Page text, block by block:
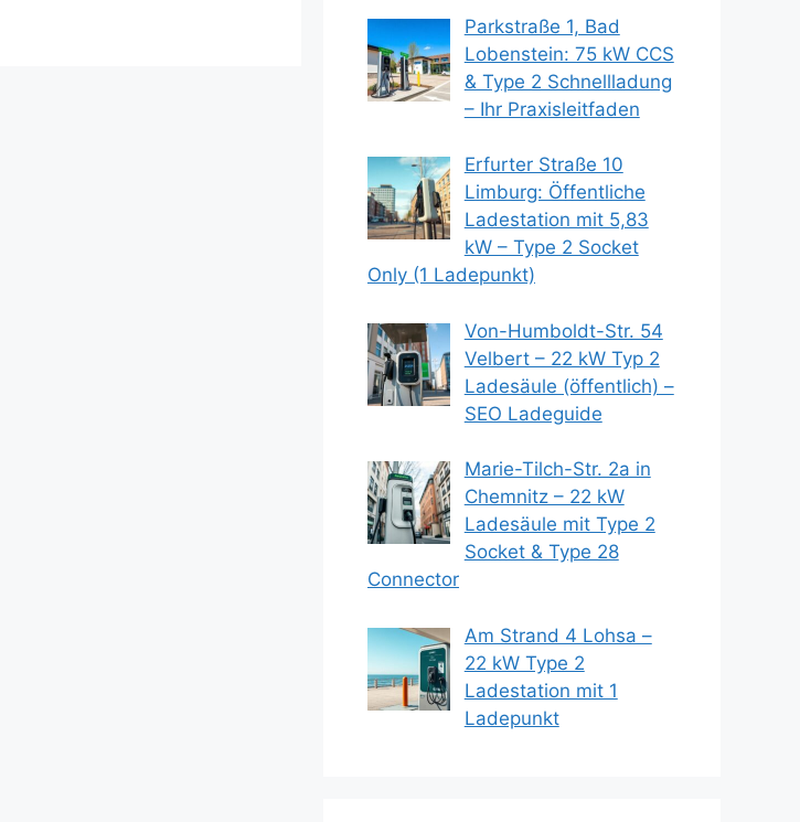
Parkstraße 1, Bad
Lobenstein: 75 kW CCS
& Type 2 Schnellladung
– Ihr Praxisleitfaden
Erfurter Straße 10
Limburg: Öffentliche
Ladestation mit 5,83
kW – Type 2 Socket
Only (1 Ladepunkt)
Von-Humboldt-Str. 54
Velbert – 22 kW Typ 2
Ladesäule (öffentlich) –
SEO Ladeguide
Marie-Tilch-Str. 2a in
Chemnitz – 22 kW
Ladesäule mit Type 2
Socket & Type 28
Connector
Am Strand 4 Lohsa –
22 kW Type 2
Ladestation mit 1
Ladepunkt